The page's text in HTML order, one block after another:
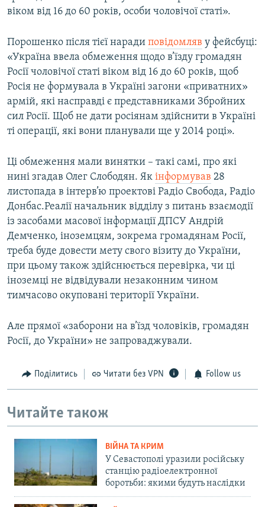
віком від 16 до 60 років, особи чоловічої статі».
Порошенко після тієї наради повідомляв у фейсбуці:
«Україна ввела обмеження щодо в’їзду громадян
Росії чоловічої статі віком від 16 до 60 років, щоб
Росія не формувала в Україні загони «приватних»
армій, які насправді є представниками Збройних
сил Росії. Щоб не дати росіянам здійснити в Україні
ті операції, які вони планували ще у 2014 році».
Ці обмеження мали винятки – такі самі, про які
нині згадав Олег Слободян. Як інформував 28
листопада в інтерв’ю проектові Радіо Свобода, Радіо
Донбас.Реалії начальник відділу з питань взаємодії
із засобами масової інформації ДПСУ Андрій
Демченко, іноземцям, зокрема громадянам Росії,
треба буде довести мету свого візиту до України,
при цьому також здійснюється перевірка, чи ці
іноземці не відвідували незаконним чином
тимчасово окуповані території України.
Але прямої «заборони на в’їзд чоловіків, громадян
Росії, до України» не запроваджували.
Поділитись Читати без VPN Follow us
Читайте також
ВІЙНА ТА КРИМ
У Севастополі уразили російську
станцію радіоелектронної
боротьби: якими будуть наслідки